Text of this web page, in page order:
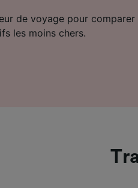
de voyage pour comparer
les moins chers.